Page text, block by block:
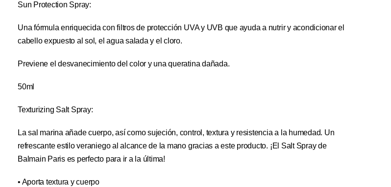
Sun Protection Spray:
Una fórmula enriquecida con filtros de protección UVA y UVB que ayuda a nutrir y acondicionar el
cabello expuesto al sol, el agua salada y el cloro.
Previene el desvanecimiento del color y una queratina dañada.
50ml
Texturizing Salt Spray:
La sal marina añade cuerpo, así como sujeción, control, textura y resistencia a la humedad. Un
refrescante estilo veraniego al alcance de la mano gracias a este producto. ¡El Salt Spray de
Balmain Paris es perfecto para ir a la última!
• Aporta textura y cuerpo